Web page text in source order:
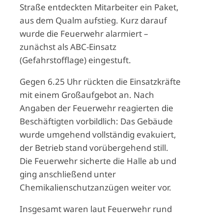
Straße entdeckten Mitarbeiter ein Paket,
aus dem Qualm aufstieg. Kurz darauf
wurde die Feuerwehr alarmiert –
zunächst als ABC-Einsatz
(Gefahrstofflage) eingestuft.
Gegen 6.25 Uhr rückten die Einsatzkräfte
mit einem Großaufgebot an. Nach
Angaben der Feuerwehr reagierten die
Beschäftigten vorbildlich: Das Gebäude
wurde umgehend vollständig evakuiert,
der Betrieb stand vorübergehend still.
Die Feuerwehr sicherte die Halle ab und
ging anschließend unter
Chemikalienschutzanzügen weiter vor.
Insgesamt waren laut Feuerwehr rund